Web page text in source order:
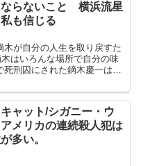
ならないこと 横浜流星
も信じる
が自分の人生を取り戻すた
はいろんな場所で自分の味
刑囚にされた鏑木慶一は自
ャット/シガニー・ウ
メリカの連続殺人犯は
多い。